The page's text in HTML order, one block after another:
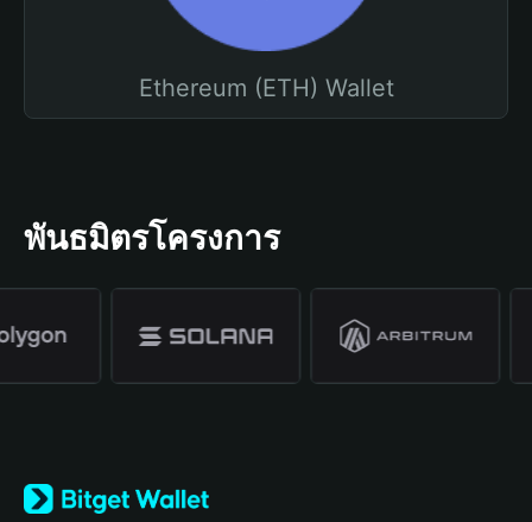
Ethereum (ETH) Wallet
พันธมิตรโครงการ